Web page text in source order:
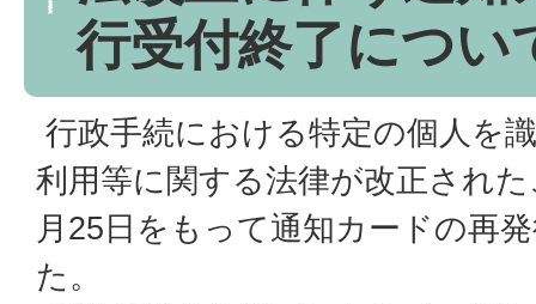
行受付終了につい
行政手続における特定の個人を
利用等に関する法律が改正され
月25日をもって通知カードの再
た。